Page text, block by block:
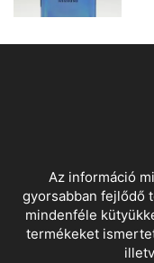
Az információ
gyorsabban fejlődő
mindenféle
termékeket